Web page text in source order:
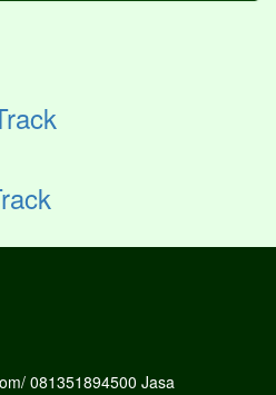
081351894500 Jasa